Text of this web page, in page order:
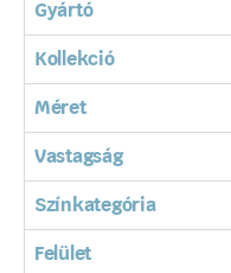
Gyártó
Kollekció
Méret
Vastagság
Színkategória
Felület